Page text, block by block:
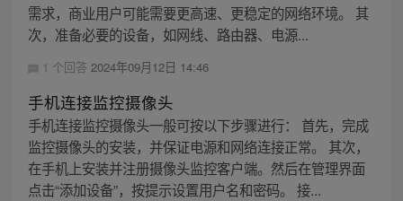
需求，商业用户可能需要更高速、更稳定的网络环境。 其
次，准备必要的设备，如网线、路由器、电源...
1 个回答 2024年09月12日 14:46
手机连接监控摄像头
手机连接监控摄像头一般可按以下步骤进行： 首先，完成
监控摄像头的安装，并保证电源和网络连接正常。 其次，
在手机上安装并注册摄像头监控客户端。然后在管理界面
点击“添加设备”，按提示设置用户名和密码。 接...